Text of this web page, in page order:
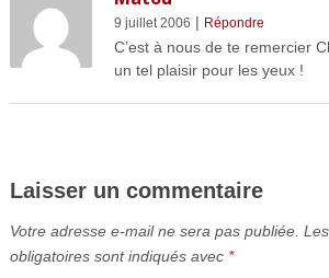
9 juillet 2006 | Répondre
C’est à nous de te remercier
un tel plaisir pour les yeux !
Laisser un commentaire
Votre adresse e-mail ne sera pas publiée.
obligatoires sont indiqués avec *